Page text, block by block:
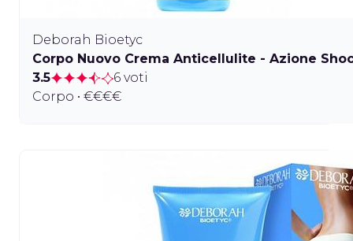
Deborah Bioetyc
Corpo Nuovo Crema Anticellulite - Azione
3.5
6 voti
Corpo • €€€€